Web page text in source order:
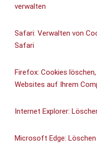
verwalten
Safari: Verwalten von
Safari
Firefox: Cookies
Websites auf Ihrem
Internet Explorer:
Microsoft Edge: